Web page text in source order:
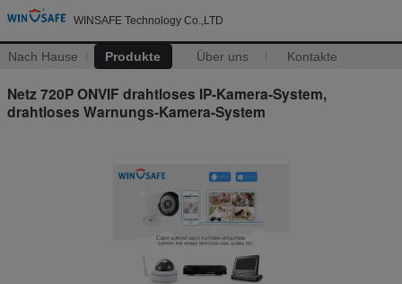
WINSAFE Technology Co.,LTD
Nach Hause Produkte Über uns Kontakte
Netz 720P ONVIF drahtloses IP-Kamera-System,
drahtloses Warnungs-Kamera-System